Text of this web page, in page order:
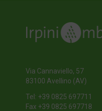
Via Cannaviello, 57
83100 Avellino (AV)
Tel: +39 0825 697711
Fax +39 0825 697718